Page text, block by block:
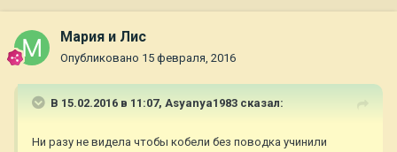
Мария и Лис
Опубликовано 15 февраля, 2016
В 15.02.2016 в 11:07, Asyanya1983 сказал:
Ни разу не видела чтобы кобели без поводка учинили